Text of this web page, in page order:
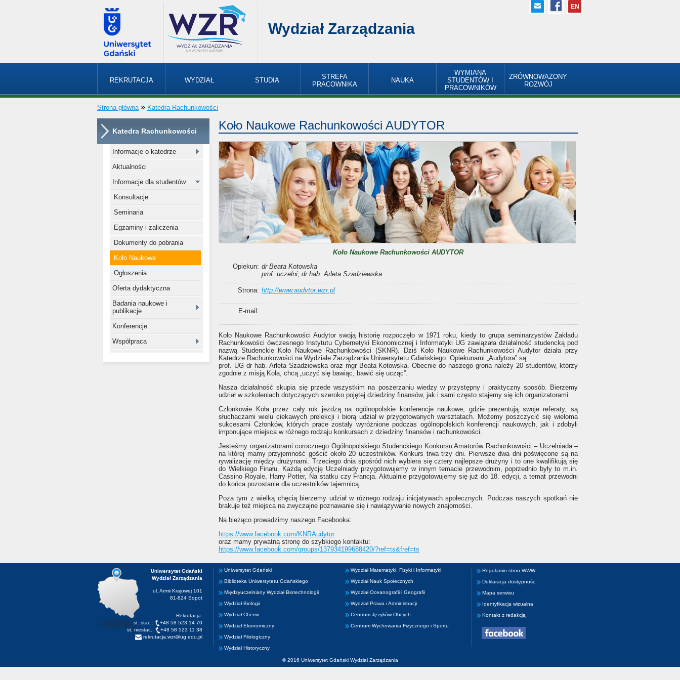
Wydział Zarządzania
EN
REKRUTACJA WYDZIAŁ STUDIA
STREFA
PRACOWNIKA
NAUKA
WYMIANA
STUDENTÓW I
PRACOWNIKÓW
ZRÓWNOWAŻONY
ROZWÓJ
Strona główna » Katedra Rachunkowości
Katedra Rachunkowości
Informacje o katedrze
Aktualności
Informacje dla studentów
Konsultacje
Seminaria
Egzaminy i zaliczenia
Dokumenty do pobrania
Koło Naukowe
Ogłoszenia
Oferta dydaktyczna
Badania naukowe i
publikacje
Konferencje
Współpraca
Koło Naukowe Rachunkowości AUDYTOR
Koło Naukowe Rachunkowości AUDYTOR
Opiekun: dr Beata Kotowska
prof. uczelni, dr hab. Arleta Szadziewska
Strona: http://www.audytor.wzr.pl
E-mail:
Koło Naukowe Rachunkowości Audytor swoją historię rozpoczęło w 1971 roku, kiedy to grupa seminarzystów Zakładu
Rachunkowości ówczesnego Instytutu Cybernetyki Ekonomicznej i Informatyki UG zawiązała działalność studencką pod
nazwą Studenckie Koło Naukowe Rachunkowości (SKNR). Dziś Koło Naukowe Rachunkowości Audytor działa przy
Katedrze Rachunkowości na Wydziale Zarządzania Uniwersytetu Gdańskiego. Opiekunami „Audytora” są
prof. UG dr hab. Arleta Szadziewska oraz mgr Beata Kotowska. Obecnie do naszego grona należy 20 studentów, którzy
zgodnie z misją Koła, chcą „uczyć się bawiąc, bawić się ucząc”.
Nasza działalność skupia się przede wszystkim na poszerzaniu wiedzy w przystępny i praktyczny sposób. Bierzemy
udział w szkoleniach dotyczących szeroko pojętej dziedziny finansów, jak i sami często stajemy się ich organizatorami.
Członkowie Koła przez cały rok jeżdżą na ogólnopolskie konferencje naukowe, gdzie prezentują swoje referaty, są
słuchaczami wielu ciekawych prelekcji i biorą udział w przygotowanych warsztatach. Możemy poszczycić się wieloma
sukcesami Członków, których prace zostały wyróżnione podczas ogólnopolskich konferencji naukowych, jak i zdobyli
imponujące miejsca w różnego rodzaju konkursach z dziedziny finansów i rachunkowości.
Jesteśmy organizatorami corocznego Ogólnopolskiego Studenckiego Konkursu Amatorów Rachunkowości – Uczelniada –
na której mamy przyjemność gościć około 20 uczestników. Konkurs trwa trzy dni. Pierwsze dwa dni poświęcone są na
rywalizację między drużynami. Trzeciego dnia spośród nich wybiera się cztery najlepsze drużyny i to one kwalifikują się
do Wielkiego Finału. Każdą edycję Uczelniady przygotowujemy w innym temacie przewodnim, poprzednio były to m.in.
Cassino Royale, Harry Potter, Na statku czy Francja. Aktualnie przygotowujemy się już do 18. edycji, a temat przewodni
do końca pozostanie dla uczestników tajemnicą.
Poza tym z wielką chęcią bierzemy udział w różnego rodzaju inicjatywach społecznych. Podczas naszych spotkań nie
brakuje też miejsca na zwyczajne poznawanie się i nawiązywanie nowych znajomości.
Na bieżąco prowadzimy naszego Facebooka:
https://www.facebook.com/KNRAudytor
oraz mamy prywatną stronę do szybkiego kontaktu:
https://www.facebook.com/groups/137934199688420/?ref=ts&fref=ts
Uniwersytet Gdański
Wydział Zarządzania
ul. Armii Krajowej 101
81-824 Sopot
Rekrutacja:
st. stac.:
+48 58 523 14 70
st. niestac.:
+48 58 523 11 38
rekrutacja.wzr@ug.edu.pl
Uniwersytet Gdański
Biblioteka Uniwersytetu Gdańskiego
Międzyuczelniany Wydział Biotechnologii
Wydział Biologii
Wydział Chemii
Wydział Ekonomiczny
Wydział Filologiczny
Wydział Historyczny
Wydział Matematyki, Fizyki i Informatyki
Wydział Nauk Społecznych
Wydział Oceanografii i Geografii
Wydział Prawa i Administracji
Centrum Języków Obcych
Centrum Wychowania Fizycznego i Sportu
Regulamin stron WWW
Deklaracja dostępnośc
Mapa serwisu
Identyfikacja wizualna
Kontakt z redakcją
© 2016 Uniwersytet Gdański Wydział Zarządzania